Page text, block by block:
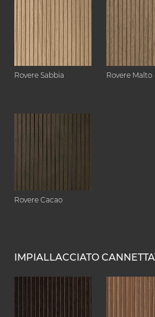
Rovere Sabbia Rovere Malto
Rovere Cacao
IMPIALLACCIATO